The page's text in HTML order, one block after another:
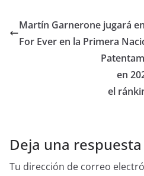
Martín Garnerone jugará
For Ever en la Primera
en
el
Deja una respuesta
Tu dirección de correo